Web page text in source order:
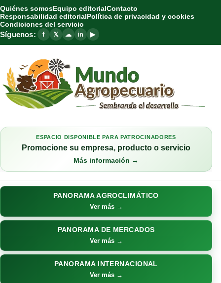
Quiénes somosEquipo editorialContacto
Responsabilidad editorialPolítica de privacidad y cookies
Condiciones del servicio
Síguenos: f 𝕏 ☁ in ▶
ESPACIO DISPONIBLE PARA PATROCINADORES
Promocione su empresa, producto o servicio
Más información →
PANORAMA AGROCLIMÁTICO
Ver más →
PANORAMA DE MERCADOS
Ver más →
PANORAMA INTERNACIONAL
Ver más →